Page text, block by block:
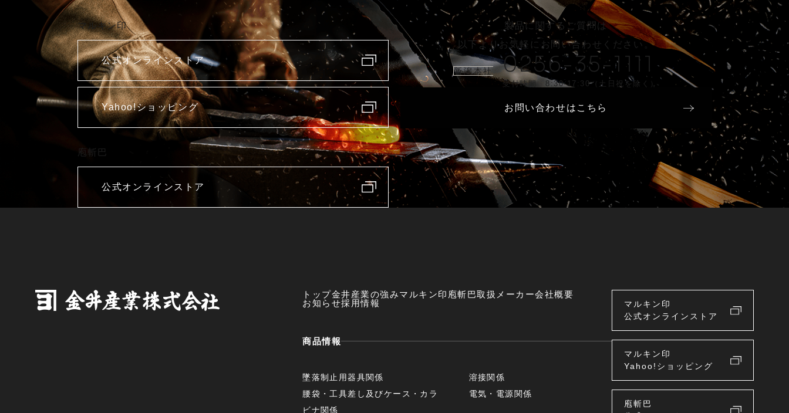
マルキン印
公式オンラインストア
Yahoo!ショッピング
庖斬巴
公式オンラインストア
製品に関するご質問は
以下よりお気軽に
お問い合わせください。
新潟本社 0256-35-1111
受付時間 8:30-17:30（土日祝を除く）
お問い合わせはこちら
トップ金井産業の強みマルキン印 庖斬巴取扱メーカー会社概要
お知らせ採用情報
商品情報
墜落制止用器具関係
腰袋・工具差し及びケース・カラ
ビナ関係
溶接関係
電気・電源関係
マルキン印
公式オンラインストア
マルキン印
Yahoo!ショッピング
庖斬巴